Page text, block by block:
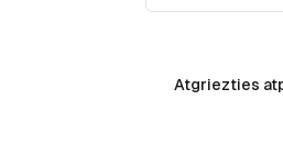
Atgriezties